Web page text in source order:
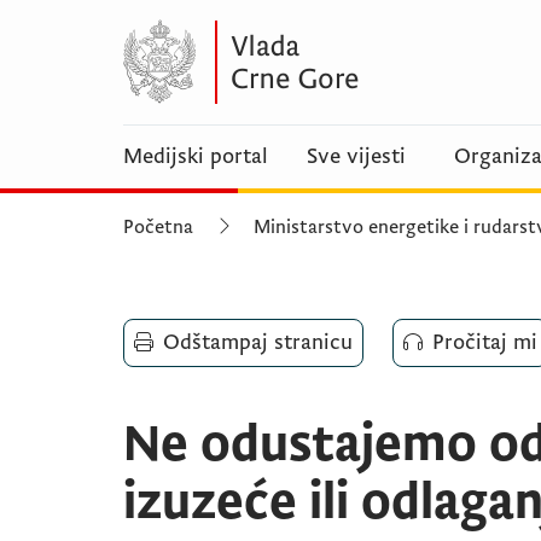
Medijski portal Sve vijesti
Početna Ministarstvo energetike i
Odštampaj stranicu Pročitaj mi
Ne odustajemo
izuzeće ili